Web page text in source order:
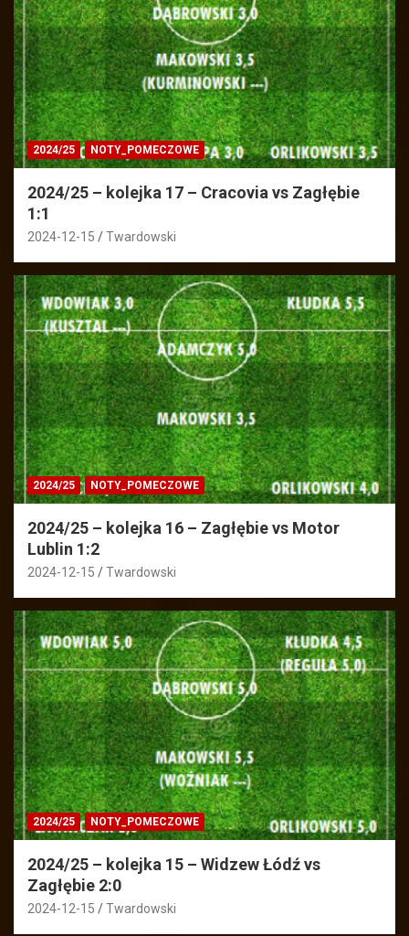
2024/25 NOTY_POMECZOWE
2024/25 – kolejka 17 – Cracovia vs Zagłębie
1:1
2024-12-15 Twardowski
2024/25 NOTY_POMECZOWE
2024/25 – kolejka 16 – Zagłębie vs Motor
Lublin 1:2
2024-12-15 Twardowski
2024/25 NOTY_POMECZOWE
2024/25 – kolejka 15 – Widzew Łódź vs
Zagłębie 2:0
2024-12-15 Twardowski